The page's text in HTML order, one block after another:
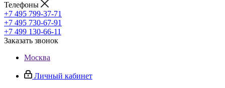
Телефоны
+7 495 799-37-71
+7 495 730-67-91
+7 499 130-66-11
Заказать звонок
Москва
Личный кабинет